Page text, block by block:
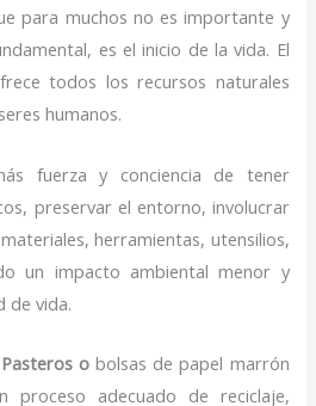
para muchos no es importante y
es el inicio de la vida. El
todos los recursos naturales
humanos.
fuerza y conciencia de tener
preservar el entorno, involucrar
herramientas, utensilios,
un impacto ambiental menor y
de vida.
o bolsas de papel marrón
proceso adecuado de reciclaje,